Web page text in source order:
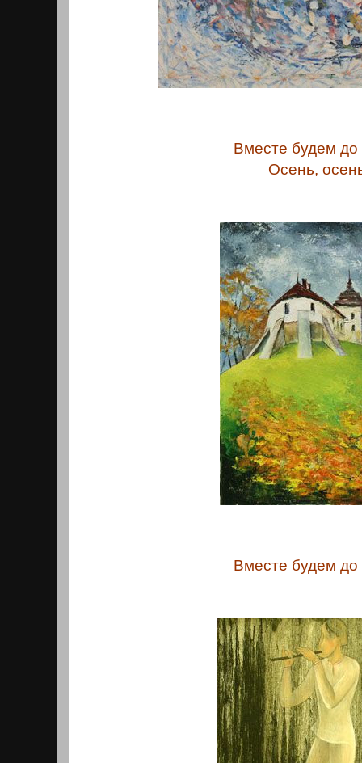
Вместе будем
Осень,
Вместе будем